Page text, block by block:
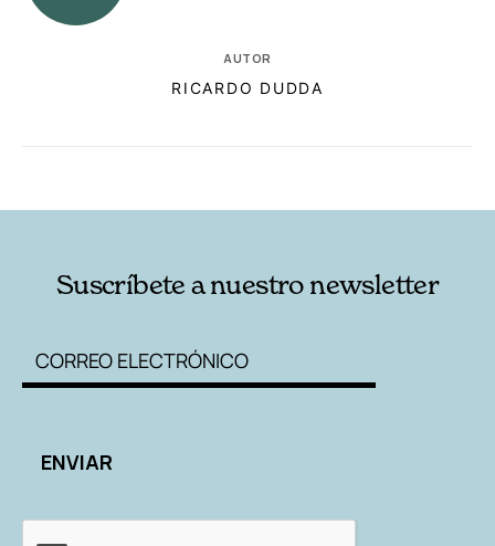
AUTOR
RICARDO DUDDA
Suscríbete a nuestro newsletter